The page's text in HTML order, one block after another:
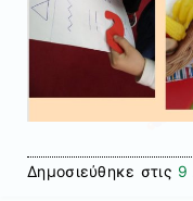
Δημοσιεύθηκε στις 9